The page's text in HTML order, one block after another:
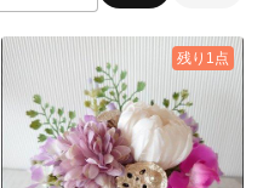
残り1点